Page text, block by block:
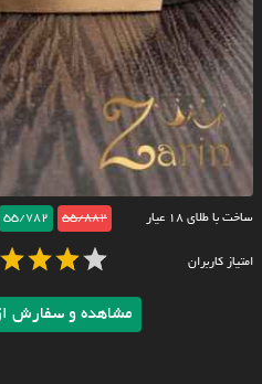
ساخت با طلای ۱۸ عیار 55/882
55/782
امتیاز کاربران
مشاهده و سفارش